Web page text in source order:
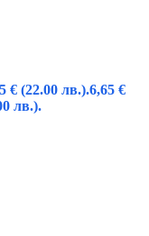
€ (22.00 лв.).6,65 €
лв.).